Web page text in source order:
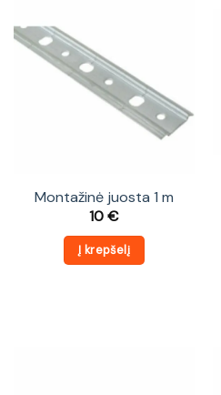
Montažinė juosta 1 m
10€
Į krepšelį